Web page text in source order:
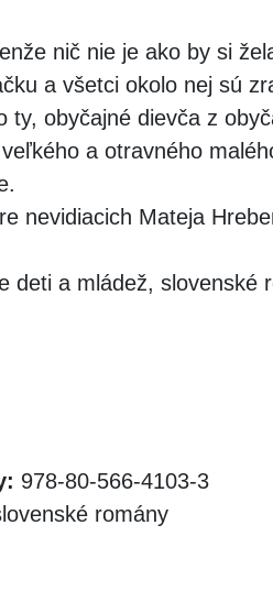
nič nie je ako by si
a všetci okolo nej sú
ty, obyčajné dievča z
a otravného
nevidiacich Mateja
deti a mládež, slovenské
978-80-566-4103-3
romány